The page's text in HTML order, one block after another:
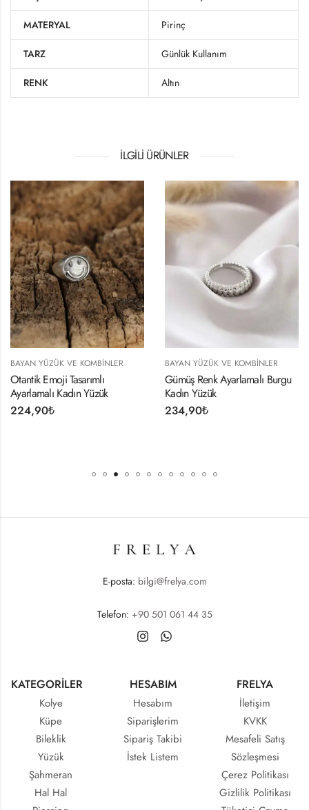
MATERYAL Pirinç
TARZ Günlük Kullanım
RENK Altın
İLGILI ÜRÜNLER
BAYAN YÜZÜK VE KOMBINLER
Otantik Emoji Tasarımlı
Ayarlamalı Kadın Yüzük
224,90₺
BAYAN YÜZÜK VE KOMBINLER
Gümüş Renk Ayarlamalı Burgu
Kadın Yüzük
234,90₺
E-posta: bilgi@frelya.com
Telefon: +90 501 061 44 35
KATEGORİLER
Kolye
Küpe
Bileklik
Yüzük
Şahmeran
Hal Hal
HESABIM
Hesabım
Siparişlerim
Sipariş Takibi
İstek Listem
FRELYA
İletişim
KVKK
Mesafeli Satış
Sözleşmesi
Çerez Politikası
Gizlilik Politikası